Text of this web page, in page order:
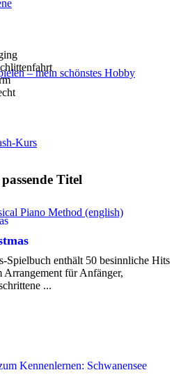
– mein schönstes Hobby
Kurs
Piano Method (english)
Titel
Spielbuch enthält 50 besinnliche Hits
Arrangement für Anfänger,
...